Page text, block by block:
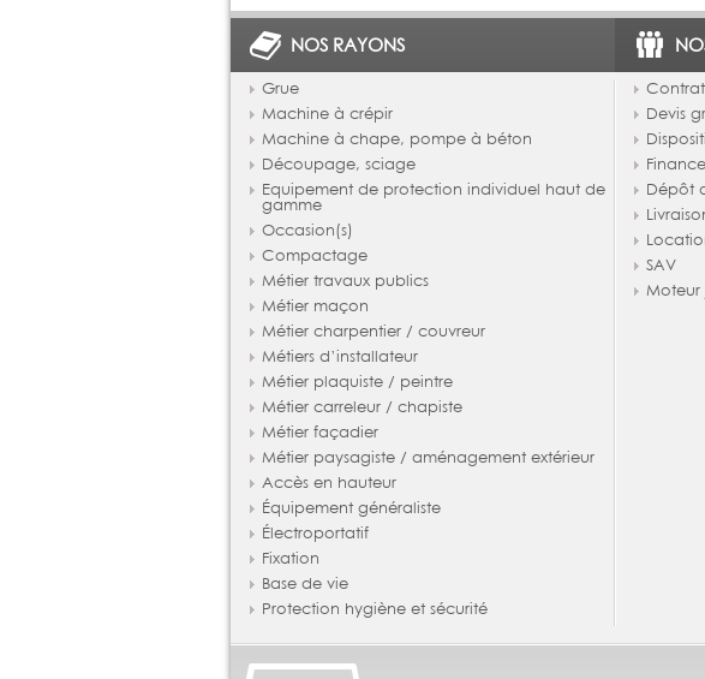
NOS RAYONS
Grue
Machine à crépir
Machine à chape, pompe à béton
Découpage, sciage
Equipement de protection individuel haut de
gamme
Occasion(s)
Compactage
Métier travaux publics
Métier maçon
Métier charpentier / couvreur
Métiers d’installateur
Métier plaquiste / peintre
Métier carreleur / chapiste
Métier façadier
Métier paysagiste / aménagement extérieur
Accès en hauteur
Équipement généraliste
Électroportatif
Fixation
Base de vie
Protection hygiène et sécurité
Devis
Dépôt
SAV
Moteur